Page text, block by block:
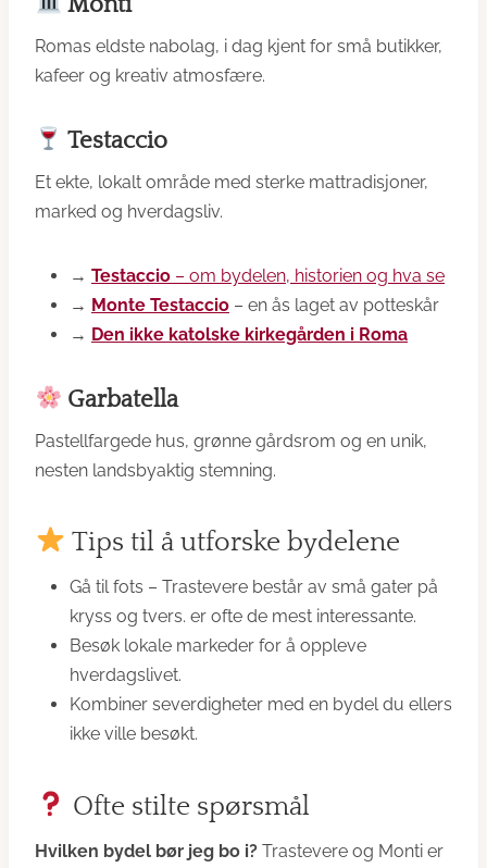
Romas eldste nabolag, i dag kjent for små butikker,
kafeer og kreativ atmosfære.
Testaccio
Et ekte, lokalt område med sterke mattradisjoner,
marked og hverdagsliv.
→ Testaccio – om bydelen, historien og hva se
→ Monte Testaccio – en ås laget av potteskår
→ Den ikke katolske kirkegården i Roma
Garbatella
Pastellfargede hus, grønne gårdsrom og en unik,
nesten landsbyaktig stemning.
Tips til å utforske bydelene
Gå til fots – Trastevere består av små gater på
kryss og tvers. er ofte de mest interessante.
Besøk lokale markeder for å oppleve
hverdagslivet.
Kombiner severdigheter med en bydel du ellers
ikke ville besøkt.
Ofte stilte spørsmål
Hvilken bydel bør jeg bo i? Trastevere og Monti er